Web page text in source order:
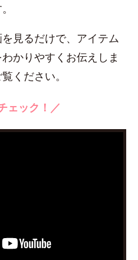
見るだけで、アイテム
かりやすくお伝えしま
ください。
ェック！／